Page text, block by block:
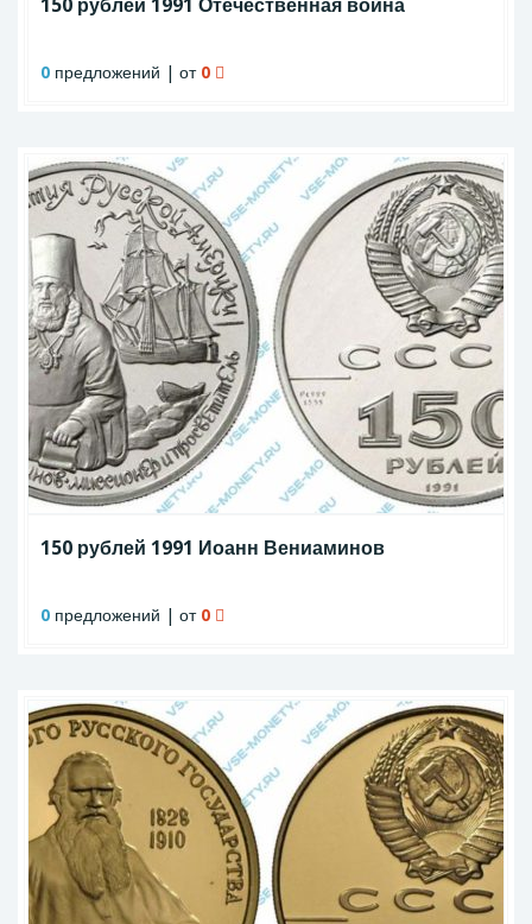
150 рублей 1991 Отечественная война
0 предложений | от 0
150 рублей 1991 Иоанн Вениаминов
0 предложений | от 0